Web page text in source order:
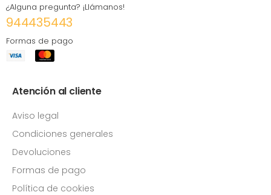
¿Alguna pregunta? ¡Llámanos!
944435443
Formas de pago
Atención al cliente
Aviso legal
Condiciones generales
Devoluciones
Formas de pago
Política de cookies